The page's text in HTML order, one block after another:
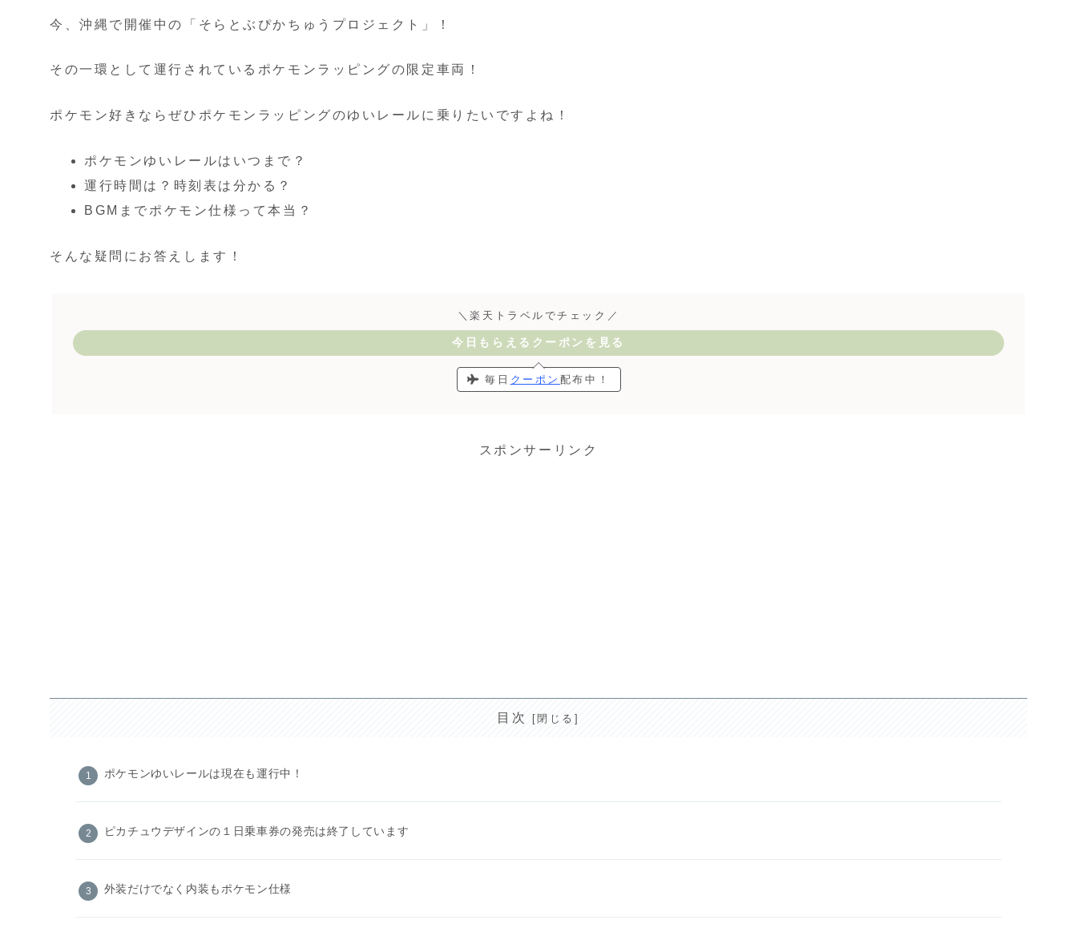
今、沖縄で開催中の「そらとぶぴかちゅうプロジェクト」！
その一環として運行されているポケモンラッピングの限定車両！
ポケモン好きならぜひポケモンラッピングのゆいレールに乗りたいですよね！
ポケモンゆいレールはいつまで？
運行時間は？時刻表は分かる？
BGMまでポケモン仕様って本当？
そんな疑問にお答えします！
＼楽天トラベルでチェック／
今日もらえるクーポンを見る
毎日 クーポン 配布中！
スポンサーリンク
目次
ポケモンゆいレールは現在も運行中！
ピカチュウデザインの１日乗車券の発売は終了しています
外装だけでなく内装もポケモン仕様